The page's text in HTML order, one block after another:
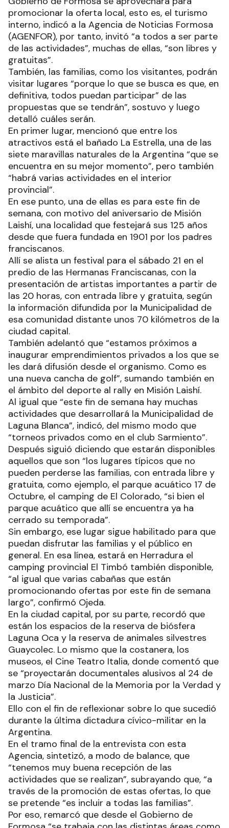
promocionar la oferta local, esto es, el turismo
interno, indicó a la Agencia de Noticias Formosa
(AGENFOR), por tanto, invitó “a todos a ser parte
de las actividades”, muchas de ellas, “son libres y
gratuitas”.
También, las familias, como los visitantes, podrán
visitar lugares “porque lo que se busca es que, en
definitiva, todos puedan participar” de las
propuestas que se tendrán”, sostuvo y luego
detalló cuáles serán.
En primer lugar, mencionó que entre los
atractivos está el bañado La Estrella, una de las
siete maravillas naturales de la Argentina “que se
encuentra en su mejor momento”, pero también
“habrá varias actividades en el interior
provincial”.
En ese punto, una de ellas es para este fin de
semana, con motivo del aniversario de Misión
Laishí, una localidad que festejará sus 125 años
desde que fuera fundada en 1901 por los padres
franciscanos.
Allí se alista un festival para el sábado 21 en el
predio de las Hermanas Franciscanas, con la
presentación de artistas importantes a partir de
las 20 horas, con entrada libre y gratuita, según
la información difundida por la Municipalidad de
esa comunidad distante unos 70 kilómetros de la
ciudad capital.
También adelantó que “estamos próximos a
inaugurar emprendimientos privados a los que se
les dará difusión desde el organismo. Como es
una nueva cancha de golf”, sumando también en
el ámbito del deporte al rally en Misión Laishí.
Al igual que “este fin de semana hay muchas
actividades que desarrollará la Municipalidad de
Laguna Blanca”, indicó, del mismo modo que
“torneos privados como en el club Sarmiento”.
Después siguió diciendo que estarán disponibles
aquellos que son “los lugares típicos que no
pueden perderse las familias, con entrada libre y
gratuita, como ejemplo, el parque acuático 17 de
Octubre, el camping de El Colorado, “si bien el
parque acuático que allí se encuentra ya ha
cerrado su temporada”.
Sin embargo, ese lugar sigue habilitado para que
puedan disfrutar las familias y el público en
general. En esa línea, estará en Herradura el
camping provincial El Timbó también disponible,
“al igual que varias cabañas que están
promocionando ofertas por este fin de semana
largo”, confirmó Ojeda.
En la ciudad capital, por su parte, recordó que
están los espacios de la reserva de biósfera
Laguna Oca y la reserva de animales silvestres
Guaycolec. Lo mismo que la costanera, los
museos, el Cine Teatro Italia, donde comentó que
se “proyectarán documentales alusivos al 24 de
marzo Día Nacional de la Memoria por la Verdad y
la Justicia”.
Ello con el fin de reflexionar sobre lo que sucedió
durante la última dictadura cívico-militar en la
Argentina.
En el tramo final de la entrevista con esta
Agencia, sintetizó, a modo de balance, que
“tenemos muy buena recepción de las
actividades que se realizan”, subrayando que, “a
través de la promoción de estas ofertas, lo que
se pretende “es incluir a todas las familias”.
Por eso, remarcó que desde el Gobierno de